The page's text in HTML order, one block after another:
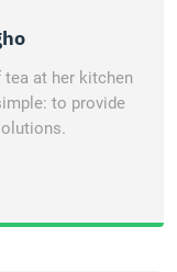
tea at her kitchen
to provide